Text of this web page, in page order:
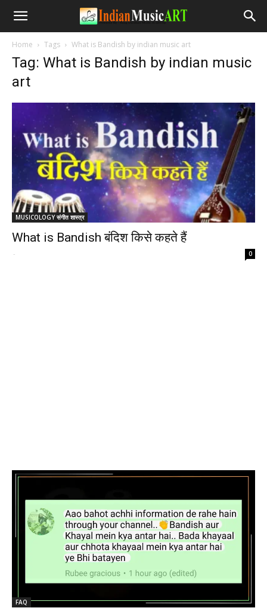
Home Tags What is Bandish by indian music art
Tag: What is Bandish by indian music
art
MUSICOLOGY संगीत शास्त्र
What is Bandish बंदिश किसे कहते हैं
- 0
FAQ